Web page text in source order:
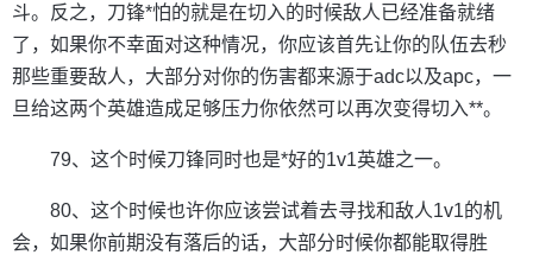
斗。反之，刀锋*怕的就是在切入的时候敌人已经准备就绪
了，如果你不幸面对这种情况，你应该首先让你的队伍去秒
那些重要敌人，大部分对你的伤害都来源于adc以及apc，一
旦给这两个英雄造成足够压力你依然可以再次变得切入**。
79、这个时候刀锋同时也是*好的1v1英雄之一。
80、这个时候也许你应该尝试着去寻找和敌人1v1的机
会，如果你前期没有落后的话，大部分时候你都能取得胜